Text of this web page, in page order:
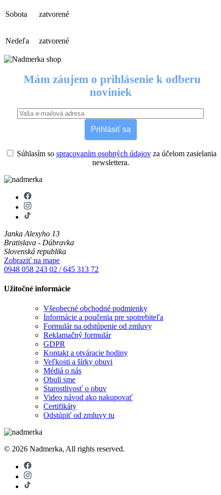
Sobota zatvorené
Nedeľa zatvorené
Mám záujem o prihlásenie k odberu
noviniek
Prihlásiť sa
Súhlasím so spracovaním osobných údajovza účelom zasielania
newslettera.
Janka Alexyho 13
Bratislava - Dúbravka
Slovenská republika
Zobraziť na mape
0948 058 243 02 / 645 313 72
Užitočné informácie
Všeobecné obchodné podmienky
Informácie a poučenia pre spotrebiteľa
Formulár na odstúpenie od zmluvy
Reklamačný formulár
GDPR
Kontakt a otváracie hodiny
Veľkosti a šírky obuvi
Médiá o nás
Obuli sme
Starostlivosť o obuv
Video návod ako nakupovať
Certifikáty
Odstúpiť od zmluvy tu
© 2026 Nadmerka, All rights reserved.